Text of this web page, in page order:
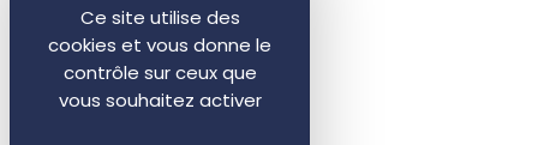
Ce site utilise des
cookies et vous donne le
contrôle sur ceux que
vous souhaitez activer